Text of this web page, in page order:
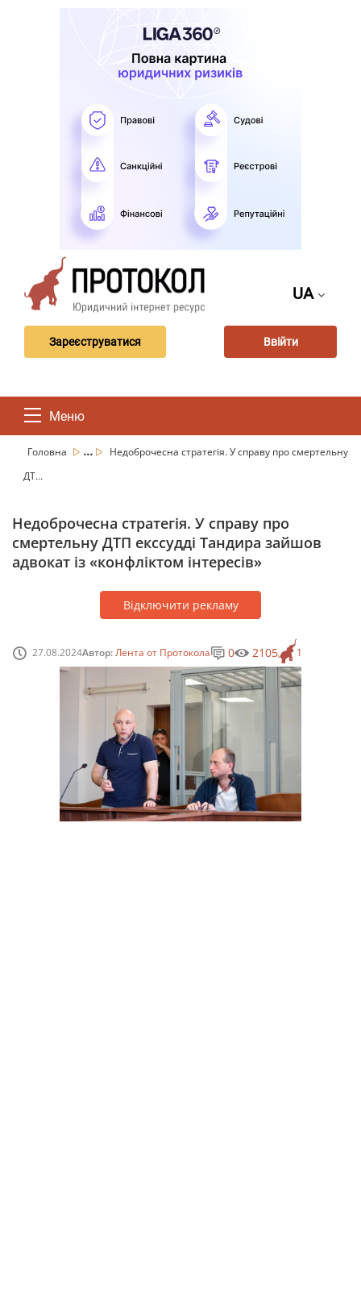
UA
Зареєструватися Ввійти
Меню
Головна ...
Недоброчесна стратегія. У справу про смертельну
ДТ...
Недоброчесна стратегія. У справу про
смертельну ДТП екссудді Тандира зайшов
адвокат із «конфліктом інтересів»
Відключити рекламу
27.08.2024Автор:Лента от Протокола 1
0 2105